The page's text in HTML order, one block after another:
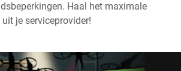
Haal het maximale
uit je serviceprovider!